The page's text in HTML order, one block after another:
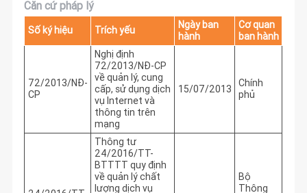
Căn cứ pháp lý
Số ký hiệu Trích yếu
Ngày ban
hành
Cơ quan
ban hành
72/2013/NĐ-
CP
Nghị định
72/2013/NĐ-CP
về quản lý, cung
cấp, sử dụng dịch
vụ Internet và
thông tin trên
mạng
15/07/2013
Chính
phủ
Thông tư
24/2016/TT-
BTTTT quy định
về quản lý chất
lượng dịch vụ
Bộ
Thông